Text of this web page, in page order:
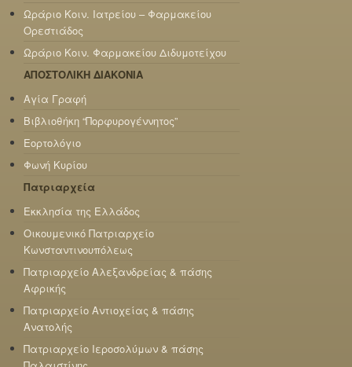
Ωράριο Κοιν. Ιατρείου – Φαρμακείου
Ορεστιάδος
Ωράριο Κοιν. Φαρμακείου Διδυμοτείχου
ΑΠΟΣΤΟΛΙΚΗ ΔΙΑΚΟΝΙΑ
Αγία Γραφή
Βιβλιοθήκη “Πορφυρογέννητος”
Εορτολόγιο
Φωνή Κυρίου
Πατριαρχεία
Εκκλησία της Ελλάδος
Οικουμενικό Πατριαρχείο
Κωνσταντινουπόλεως
Πατριαρχείο Αλεξανδρείας & πάσης
Αφρικής
Πατριαρχείο Αντιοχείας & πάσης
Ανατολής
Πατριαρχείο Ιεροσολύμων & πάσης